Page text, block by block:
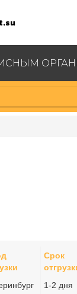
Срок
1-2 дня